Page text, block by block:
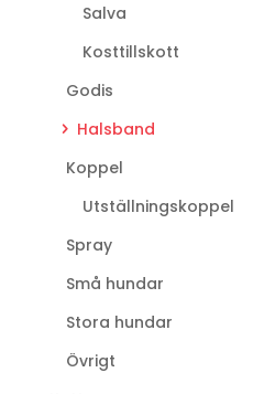
Salva
Kosttillskott
Godis
Halsband
Koppel
Utställningskoppel
Spray
Små hundar
Stora hundar
Övrigt